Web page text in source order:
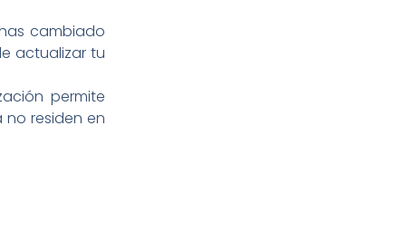
cambiado
actualizar tu
permite
residen en